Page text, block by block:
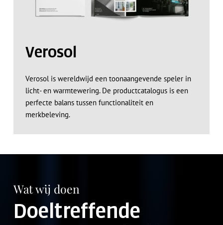
Verosol
Verosol is wereldwijd een toonaangevende speler in
licht- en warmtewering. De productcatalogus is een
perfecte balans tussen functionaliteit en
merkbeleving.
Wat wij doen
Doeltreffende